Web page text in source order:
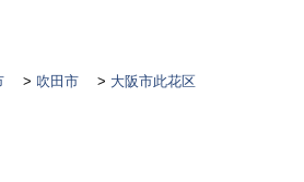
吹田市 大阪市此花区